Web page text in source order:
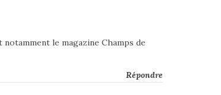
le magazine Champs de
Répondre